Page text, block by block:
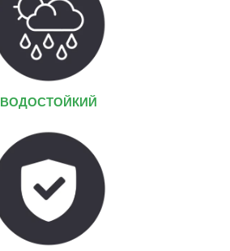
ВОДОСТОЙКИЙ